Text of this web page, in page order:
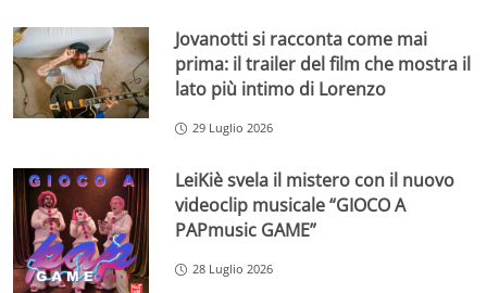
Jovanotti si racconta come mai
prima: il trailer del film che mostra il
lato più intimo di Lorenzo
29 Luglio 2026
LeiKiè svela il mistero con il nuovo
videoclip musicale “GIOCO A
PAPmusic GAME”
28 Luglio 2026